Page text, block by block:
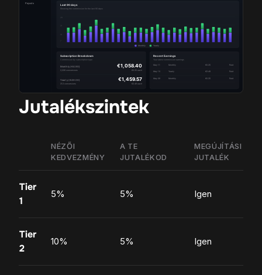
Jutalékszintek
NÉZŐI
KEDVEZMÉNY
A TE
JUTALÉKOD
MEGÚJÍTÁSI
JUTALÉK
Tier
1
5% 5% Igen
Tier
2
10% 5% Igen